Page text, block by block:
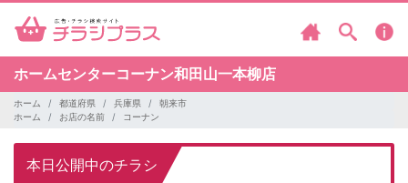
ホームセンターコーナン和田山一本柳店
ホーム 都道府県 兵庫県
朝来市
ホーム
お店の名前 コーナン
本日公開中のチラシ